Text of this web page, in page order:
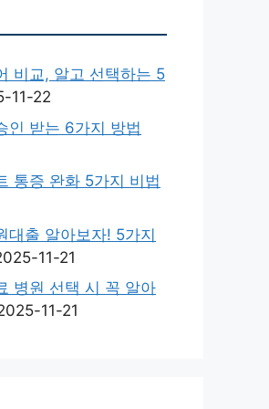
비교, 알고 선택하는 5
11-22
인 받는 6가지 방법
통증 완화 5가지 비법
대출 알아보자! 5가지
11-21
병원 선택 시 꼭 알아
11-21